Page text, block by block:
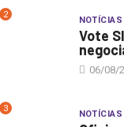
2
NOTÍCIAS
Vote
06/08/
3
NOTÍCIAS